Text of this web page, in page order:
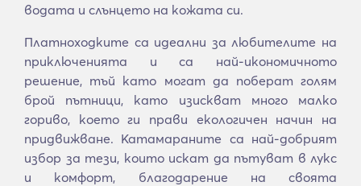
водата и слънцето на кожата си.
Платноходките са идеални за любителите на
приключенията и са най-икономичното
решение, тъй като могат да поберат голям
брой пътници, като изискват много малко
гориво, което ги прави екологичен начин на
придвижване. Катамараните са най-добрият
избор за тези, които искат да пътуват в лукс
и комфорт, благодарение на своята